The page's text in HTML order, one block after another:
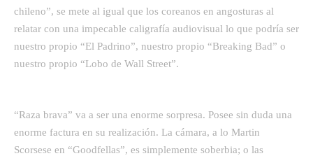
chileno”, se mete al igual que los coreanos en angosturas al
relatar con una impecable caligrafía audiovisual lo que podría ser
nuestro propio “El Padrino”, nuestro propio “Breaking Bad” o
nuestro propio “Lobo de Wall Street”.
“Raza brava” va a ser una enorme sorpresa. Posee sin duda una
enorme factura en su realización. La cámara, a lo Martin
Scorsese en “Goodfellas”, es simplemente soberbia; o las